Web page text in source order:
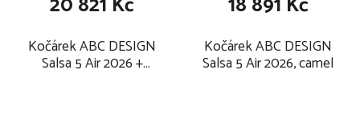
Kočárek ABC DESIGN
Salsa 5 Air 2026 +
Kočárek ABC DESIGN
Salsa 5 Air 2026, camel